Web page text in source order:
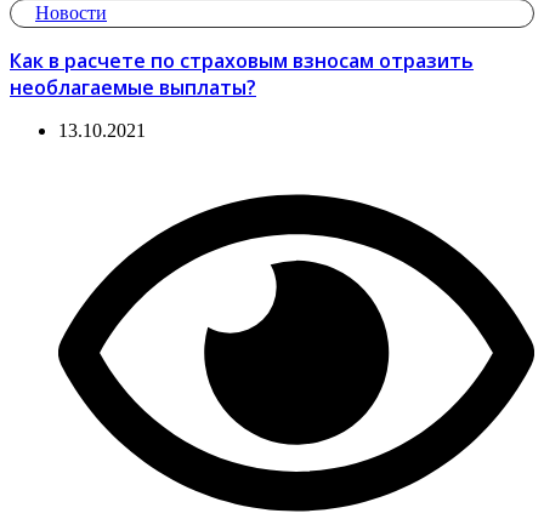
Новости
Как в расчете по страховым взносам отразить
необлагаемые выплаты?
13.10.2021